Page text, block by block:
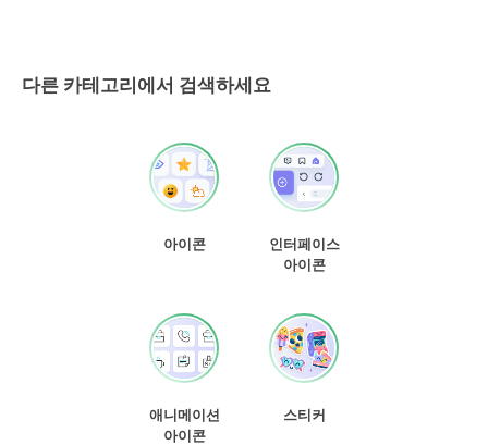
다른 카테고리에서 검색하세요
아이콘
인터페이스
아이콘
애니메이션
아이콘
스티커